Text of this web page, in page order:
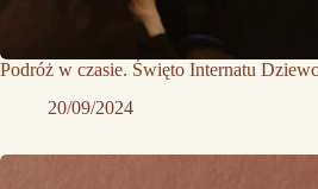
Podróż w czasie. Święto Internatu
20/09/2024